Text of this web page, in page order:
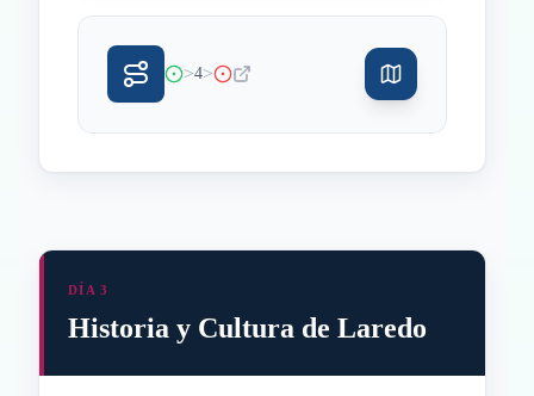
>4>
DÍA 3
Historia y Cultura de Laredo